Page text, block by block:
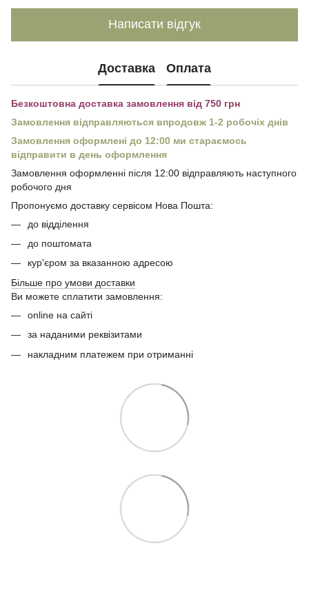
Написати відгук
Доставка Оплата
Безкоштовна доставка замовлення від 750 грн
Замовлення відправляються впродовж 1-2 робочіх днів
Замовлення оформлені до 12:00 ми стараємось
відправити в день оформлення
Замовлення оформленні після 12:00 відправляють наступного
робочого дня
Пропонуємо доставку сервісом Нова Пошта:
до відділення
до поштомата
кур'єром за вказанною адресою
Більше про умови доставки
Ви можете сплатити замовлення:
online на сайті
за наданими реквізитами
накладним платежем при отриманні